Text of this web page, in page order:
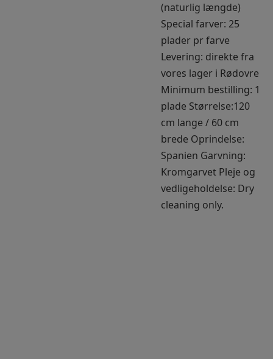
(naturlig længde)
Special farver: 25
plader pr farve
Levering: direkte fra
vores lager i Rødovre
Minimum bestilling: 1
plade Størrelse:120
cm lange / 60 cm
brede Oprindelse:
Spanien Garvning:
Kromgarvet Pleje og
vedligeholdelse: Dry
cleaning only.